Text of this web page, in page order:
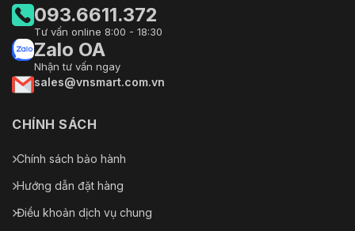
093.6611.372
Tư vấn online 8:00 - 18:30
Zalo OA
Nhận tư vấn ngay
sales@vnsmart.com.vn
CHÍNH SÁCH
Chính sách bảo hành
Hướng dẫn đặt hàng
Điều khoản dịch vụ chung